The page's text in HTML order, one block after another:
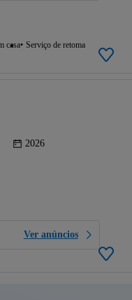
casa Serviço de retoma
2026
Ver anúncios